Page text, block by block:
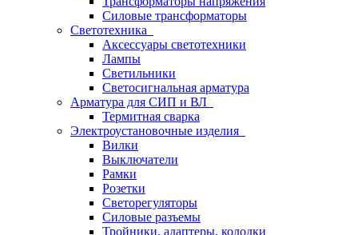
Силовые трансформаторы
Светотехника
Аксессуары светотехники
Лампы
Светильники
Светосигнальная арматура
Арматура для СИП и ВЛ
Термитная сварка
Электроустановочные изделия
Вилки
Выключатели
Рамки
Розетки
Светорегуляторы
Силовые разъемы
Тройники, адаптеры, колодки